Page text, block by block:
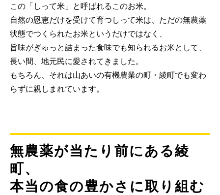
この「しって米」と呼ばれるこのお米。
自然の恩恵だけを受けて育つしって米は、ただの無農薬
状態でつくられたお米というだけではなく、
旨味がぎゅっと詰まった食味でも知られるお米として、
長い間、地元民に愛されてきました。
もちろん、それは山あいの有機農業の町・綾町でも変わ
らずに親しまれています。
無農薬が当たり前にある綾
町、
本当の食の豊かさに取り組む